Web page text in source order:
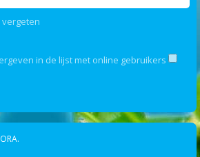
in de lijst met online gebruikers